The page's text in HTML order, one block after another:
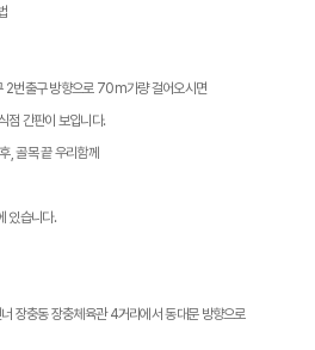
2번출구 방향으로 70m가량 걸어오시면
점 간판이 보입니다.
, 골목 끝 우리함께
있습니다.
장충동 장충체육관 4거리에서 동대문 방향으로